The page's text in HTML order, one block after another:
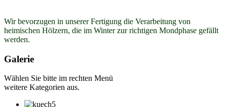
Wir bevorzugen in unserer Fertigung die Verarbeitung von
heimischen Hölzern, die im Winter zur richtigen Mondphase gefällt
werden.
Galerie
Wählen Sie bitte im rechten Menü
weitere Kategorien aus.